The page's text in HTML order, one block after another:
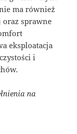
ma również
oraz sprawne
eksploatacja
i
na